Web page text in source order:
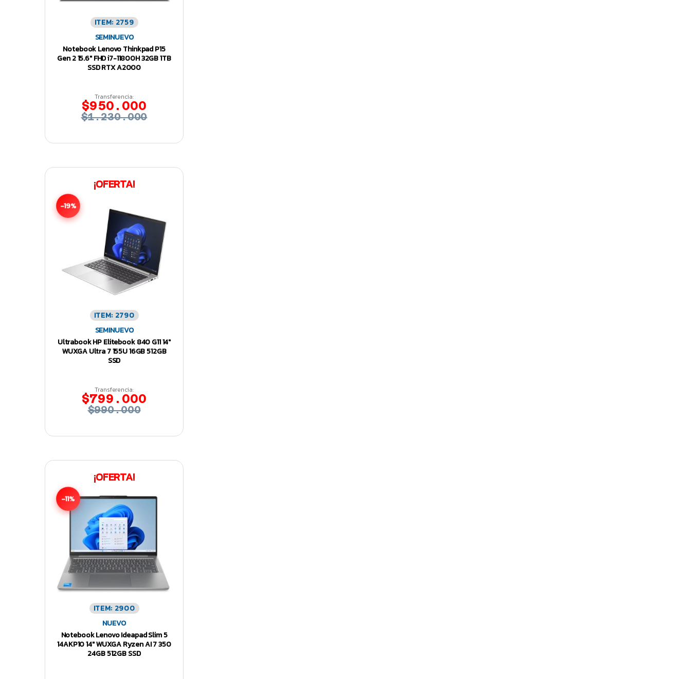
ITEM: 2759
SEMINUEVO
Notebook Lenovo Thinkpad P15
Gen 2 15.6″ FHD i7-11800H 32GB 1TB
SSD RTX A2000
Transferencia:
$950.000
$1.230.000
¡OFERTA!
-19%
ITEM: 2790
SEMINUEVO
Ultrabook HP Elitebook 840 G11 14″
WUXGA Ultra 7 155U 16GB 512GB
SSD
Transferencia:
$799.000
$990.000
¡OFERTA!
-11%
ITEM: 2900
NUEVO
Notebook Lenovo Ideapad Slim 5
14AKP10 14″ WUXGA Ryzen AI 7 350
24GB 512GB SSD